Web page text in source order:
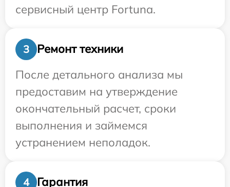
сервисный центр Fortuna.
3
Ремонт техники
После детального анализа мы
предоставим на утверждение
окончательный расчет, сроки
выполнения и займемся
устранением неполадок.
4 Гарантия